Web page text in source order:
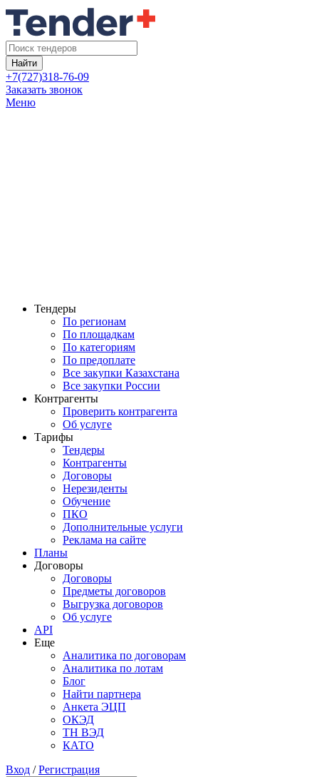
Найти
+7(727)318-76-09
Заказать звонок
Меню
Тендеры
По регионам
По площадкам
По категориям
По предоплате
Все закупки Казахстана
Все закупки России
Контрагенты
Проверить контрагента
Об услуге
Тарифы
Тендеры
Контрагенты
Договоры
Нерезиденты
Обучение
ПКО
Дополнительные услуги
Реклама на сайте
Планы
Договоры
Договоры
Предметы договоров
Выгрузка договоров
Об услуге
API
Еще
Аналитика по договорам
Аналитика по лотам
Блог
Найти партнера
Анкета ЭЦП
ОКЭД
ТН ВЭД
КАТО
Вход /Регистрация